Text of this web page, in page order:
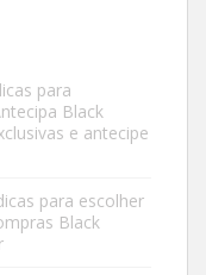
para
Black
e antecipe
para escolher
Black